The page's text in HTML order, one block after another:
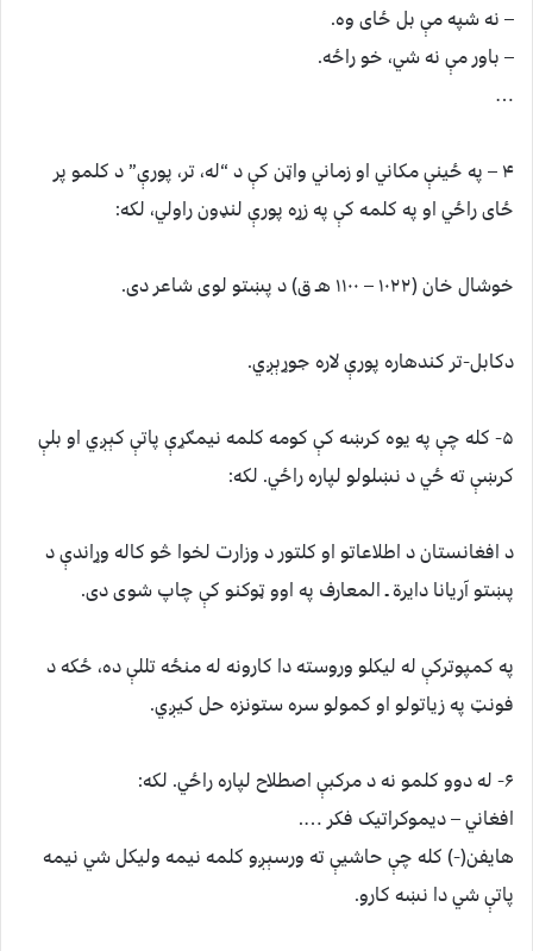
– نه شپه مې بل ځای وه.
– باور مې نه شي، خو راځه.
…
۴ – په ځینې مکاني او زماني واټن کې د “له، تر، پورې” د کلمو پر
ځای راځي او په کلمه کې په زړه پورې لنډون راولي، لکه:
خوشال خان (۱۰۲۲ – ۱۱۰۰ هـ ق) د پښتو لوی شاعر دی.
دکابل-تر کندهاره پورې لاره جوړېږي.
۵- کله چې په یوه کرښه کې کومه کلمه نیمګړې پاتې کېږي او بلې
کرښې ته ځي د نښلولو لپاره راځي. لکه:
د افغانستان د اطلاعاتو او کلتور د وزارت لخوا څو کاله وړاندې د
پښتو آریانا دایرة ـ المعارف په اوو ټوکنو کې چاپ شوی دی.
په کمپوترکې له لیکلو وروسته دا کارونه له منځه تللې ده، ځکه د
فونټ په زیاتولو او کمولو سره ستونزه حل کیږي.
۶- له دوو کلمو نه د مرکبې اصطلاح لپاره راځي. لکه:
افغاني – دیموکراتیک فکر ….
هایفن(-) کله چې حاشیې ته ورسېږو کلمه نیمه ولیکل شي نیمه
پاتې شي دا نښه کارو.